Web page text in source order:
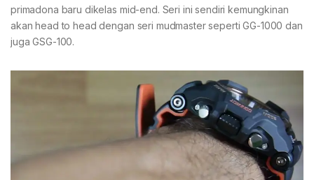
primadona baru dikelas mid-end. Seri ini sendiri kemungkinan
akan head to head dengan seri mudmaster seperti GG-1000 dan
juga GSG-100.